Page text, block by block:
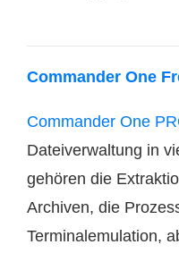
Commander One
Commander One
Dateiverwaltung in
gehören die
Archiven, die
Terminalemulation,